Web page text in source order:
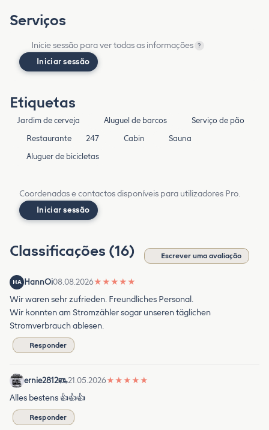
Serviços
Inicie sessão para ver todas as informações ?
Iniciar sessão
Etiquetas
Jardim de cerveja Aluguel de barcos
Serviço de pão
Restaurante
247 Cabin
Sauna
Aluguer de bicicletas
Coordenadas e contactos disponíveis para utilizadores Pro.
Iniciar sessão
Classificações (16) Escrever uma avaliação
HA HannOi08.08.2026★ ★ ★ ★ ★
Wir waren sehr zufrieden. Freundliches Personal.
Wir konnten am Stromzähler sogar unseren täglichen
Stromverbrauch ablesen.
Responder
ernie2812 21.05.2026★ ★ ★ ★ ★
Alles bestens 👍👍👍
Responder